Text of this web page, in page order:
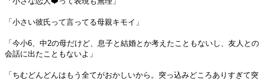
「小さい彼氏って言ってる母親キモイ」
「今小6、中2の母だけど、息子と結婚とか考えたこともないし、友人との
会話に出たこともないよ」
「ちむどんどんはもう全てがおかしいから。突っ込みどころありすぎて突